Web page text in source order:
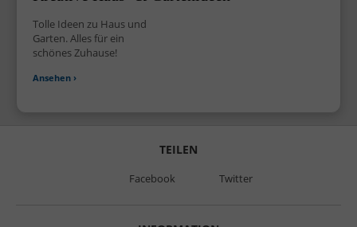
Tolle Ideen zu Haus und
Garten. Alles für ein
schönes Zuhause!
Ansehen ›
TEILEN
Facebook Twitter